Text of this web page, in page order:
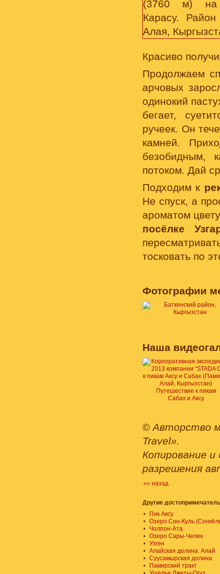
Красиво
Продолжаем
арчовых
одинокий
бегает,
ручеек. Он
камней.
безобидным,
потоком. Дай
Подходим к
Не спуск, а
ароматом
посёлке
тосковать по
Фотографии
Наша
Путешествие к пикам
Сабах и Аксу
© Авторство
Travel».
Копирование
разрешения
«« назад
Другие
•
Пик Аксу
• Озеро Сон-Куль
•
Чолпон-Ата
• Озеро Сары-Челек
• Узген
• Алайская долина. Алай
• Суусамырская долина
•
Памирский тракт